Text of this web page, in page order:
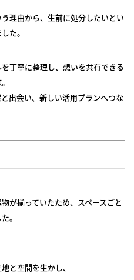
理由から、生前に処分したいとい
た。
丁寧に整理し、想いを共有できる
出会い、新しい活用プランへつな
が揃っていたため、スペースごと
。
と空間を生かし、